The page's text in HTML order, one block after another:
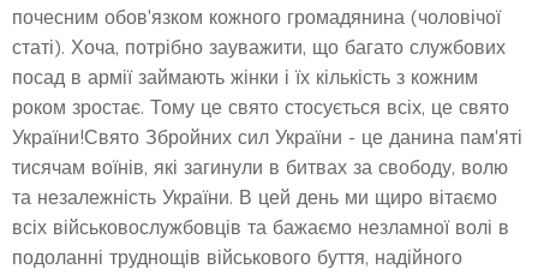
почесним обов'язком кожного громадянина (чоловічої
статі). Хоча, потрібно зауважити, що багато службових
посад в армії займають жінки і їх кількість з кожним
роком зростає. Тому це свято стосується всіх, це свято
України!Свято Збройних сил України - це данина пам'яті
тисячам воїнів, які загинули в битвах за свободу, волю
та незалежність України. В цей день ми щиро вітаємо
всіх військовослужбовців та бажаємо незламної волі в
подоланні труднощів військового буття, надійного